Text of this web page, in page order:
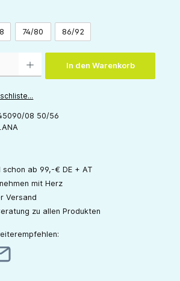
74/80 86/92
In den Warenkorb
08 50/56
schon ab 99,-€ DE + AT
mit Herz
Versand
zu allen Produkten